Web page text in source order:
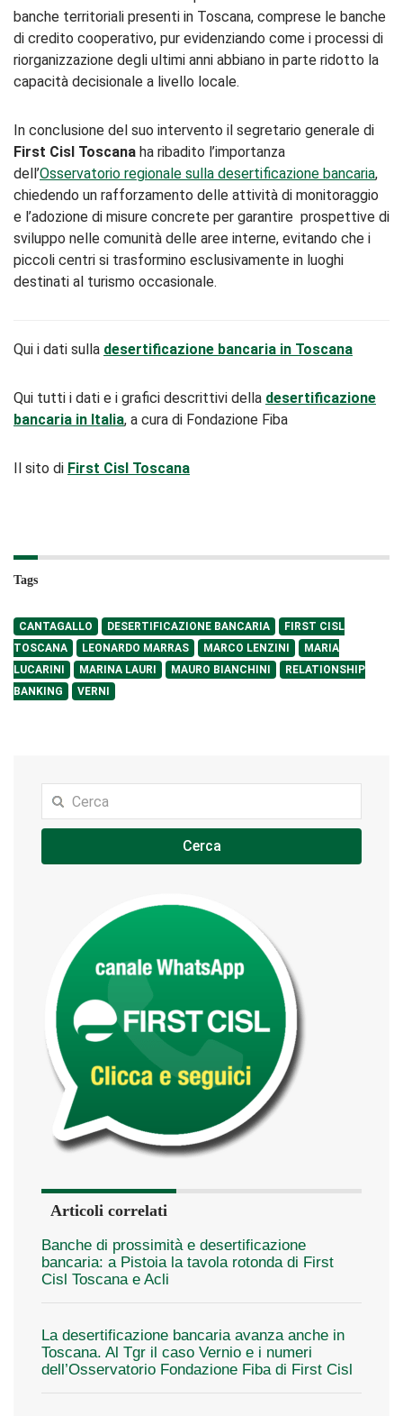
banche territoriali presenti in Toscana, comprese le banche
di credito cooperativo, pur evidenziando come i processi di
riorganizzazione degli ultimi anni abbiano in parte ridotto la
capacità decisionale a livello locale.
In conclusione del suo intervento il segretario generale di
First Cisl Toscana ha ribadito l’importanza
dell’Osservatorio regionale sulla desertificazione bancaria,
chiedendo un rafforzamento delle attività di monitoraggio
e l’adozione di misure concrete per garantire prospettive di
sviluppo nelle comunità delle aree interne, evitando che i
piccoli centri si trasformino esclusivamente in luoghi
destinati al turismo occasionale.
Qui i dati sulla desertificazione bancaria in Toscana
Qui tutti i dati e i grafici descrittivi della desertificazione
bancaria in Italia, a cura di Fondazione Fiba
Il sito di First Cisl Toscana
Tags
CANTAGALLO DESERTIFICAZIONE BANCARIA
FIRST CISL
TOSCANA
LEONARDO MARRAS MARCO LENZINI
MARIA
LUCARINI
MARINA LAURI MAURO BIANCHINI
RELATIONSHIP
BANKING
VERNI
Cerca
Articoli correlati
Banche di prossimità e desertificazione
bancaria: a Pistoia la tavola rotonda di First
Cisl Toscana e Acli
La desertificazione bancaria avanza anche in
Toscana. Al Tgr il caso Vernio e i numeri
dell’Osservatorio Fondazione Fiba di First Cisl